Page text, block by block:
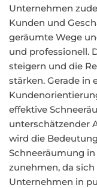
Unternehmen
Kunden und
geräumte Wege
und professionell.
steigern und die
stärken. Gerade in
effektive
unterschätzender
wird die
Schneeräumung
zunehmen, da
Unternehmen in